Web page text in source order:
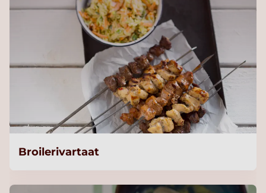
Broilerivartaat